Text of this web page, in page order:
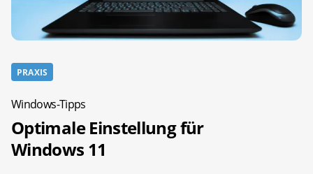
PRAXIS
Windows-Tipps
Optimale Einstellung für
Windows 11